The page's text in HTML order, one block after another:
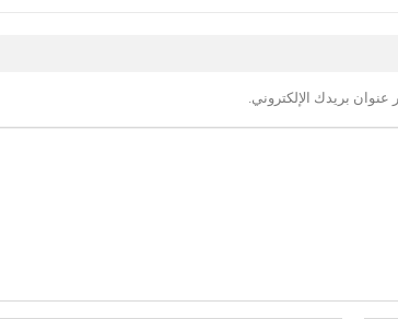
بريدك الإلكتروني.